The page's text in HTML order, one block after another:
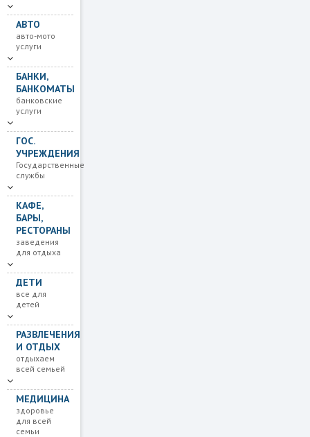
АВТО
авто-мото
услуги
БАНКИ,
БАНКОМАТЫ
банковские
услуги
ГОС.
УЧРЕЖДЕНИЯ
Государственные
службы
КАФЕ,
БАРЫ,
РЕСТОРАНЫ
заведения
для отдыха
ДЕТИ
все для
детей
РАЗВЛЕЧЕНИЯ
И ОТДЫХ
отдыхаем
всей семьей
МЕДИЦИНА
здоровье
для всей
семьи